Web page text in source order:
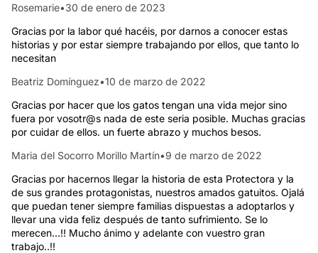
Rosemarie•30 de enero de 2023
Gracias por la labor qué hacéis, por darnos a conocer estas
historias y por estar siempre trabajando por ellos, que tanto lo
necesitan
Beatriz Domínguez•10 de marzo de 2022
Gracias por hacer que los gatos tengan una vida mejor sino
fuera por vosotr@s nada de este seria posible. Muchas gracias
por cuidar de ellos. un fuerte abrazo y muchos besos.
Maria del Socorro Morillo Martín•9 de marzo de 2022
Gracias por hacernos llegar la historia de esta Protectora y la
de sus grandes protagonistas, nuestros amados gatuitos. Ojalá
que puedan tener siempre familias dispuestas a adoptarlos y
llevar una vida feliz después de tanto sufrimiento. Se lo
merecen…!! Mucho ánimo y adelante con vuestro gran
trabajo..!!